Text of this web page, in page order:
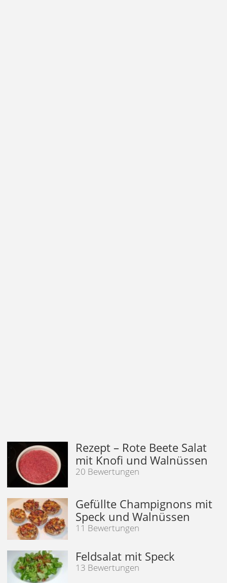
Rezept – Rote Beete Salat
mit Knofi und Walnüssen
20 Bewertungen
Gefüllte Champignons mit
Speck und Walnüssen
11 Bewertungen
Feldsalat mit Speck
13 Bewertungen